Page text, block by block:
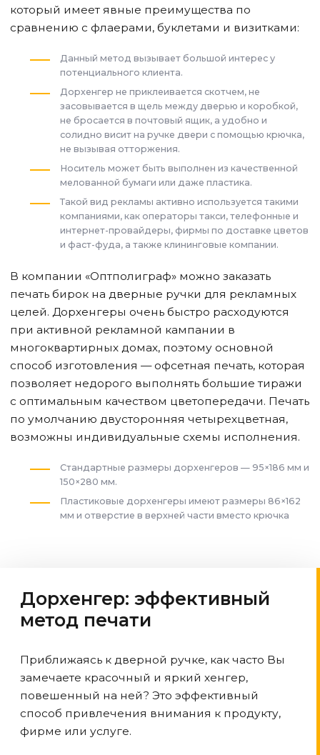
который имеет явные преимущества по
сравнению с флаерами, буклетами и визитками:
Данный метод вызывает большой интерес у
потенциального клиента.
Дорхенгер не приклеивается скотчем, не
засовывается в щель между дверью и коробкой,
не бросается в почтовый ящик, а удобно и
солидно висит на ручке двери с помощью крючка,
не вызывая отторжения.
Носитель может быть выполнен из качественной
мелованной бумаги или даже пластика.
Такой вид рекламы активно используется такими
компаниями, как операторы такси, телефонные и
интернет-провайдеры, фирмы по доставке цветов
и фаст-фуда, а также клининговые компании.
В компании «Оптполиграф» можно заказать
печать бирок на дверные ручки для рекламных
целей. Дорхенгеры очень быстро расходуются
при активной рекламной кампании в
многоквартирных домах, поэтому основной
способ изготовления — офсетная печать, которая
позволяет недорого выполнять большие тиражи
с оптимальным качеством цветопередачи. Печать
по умолчанию двусторонняя четырехцветная,
возможны индивидуальные схемы исполнения.
Стандартные размеры дорхенгеров — 95×186 мм и
150×280 мм.
Пластиковые дорхенгеры имеют размеры 86×162
мм и отверстие в верхней части вместо крючка
Дорхенгер: эффективный
метод печати
Приближаясь к дверной ручке, как часто Вы
замечаете красочный и яркий хенгер,
повешенный на ней? Это эффективный
способ привлечения внимания к продукту,
фирме или услуге.